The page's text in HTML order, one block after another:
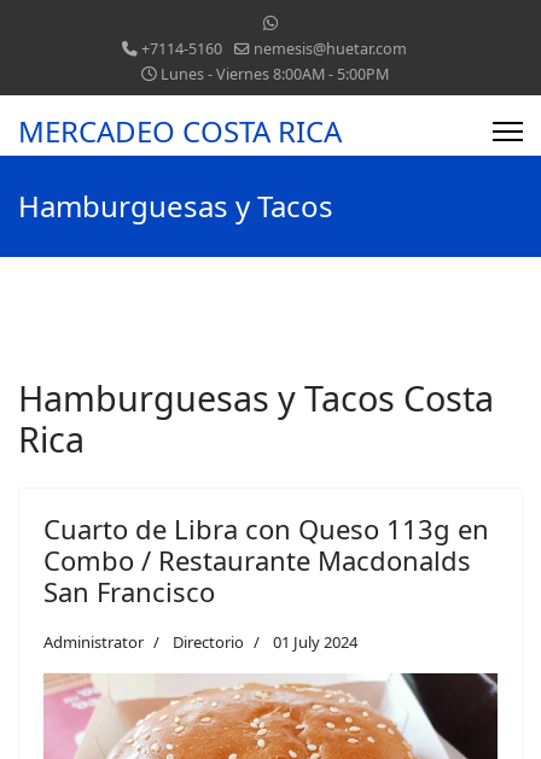
+7114-5160
nemesis@huetar.com
Lunes - Viernes 8:00AM - 5:00PM
MERCADEO COSTA RICA
Hamburguesas y Tacos
Hamburguesas y Tacos Costa
Rica
Cuarto de Libra con Queso 113g en
Combo / Restaurante Macdonalds
San Francisco
Administrator Directorio 01 July 2024